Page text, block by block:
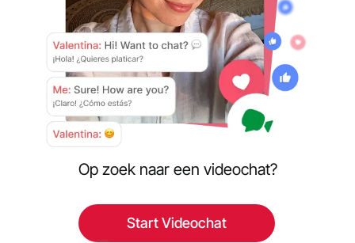
Op zoek naar een videochat?
Start Videochat